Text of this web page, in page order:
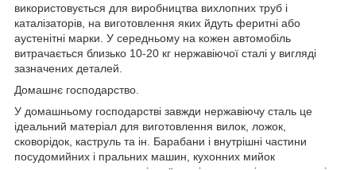
використовується для виробництва вихлопних труб і
каталізаторів, на виготовлення яких йдуть феритні або
аустенітні марки. У середньому на кожен автомобіль
витрачається близько 10-20 кг нержавіючої сталі у вигляді
зазначених деталей.
Домашнє господарство.
У домашньому господарстві завжди нержавіючу сталь це
ідеальний матеріал для виготовлення вилок, ложок,
сковорідок, каструль та ін. Барабани і внутрішні частини
посудомийних і пральних машин, кухонних мийок